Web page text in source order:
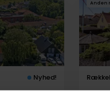
Nyhed!
Anden